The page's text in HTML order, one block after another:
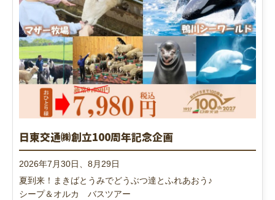
日東交通㈱創立100周年記念企画
2026年7月30日、8月29日
夏到来！まきばとうみでどうぶつ達とふれあおう♪
シープ＆オルカ バスツアー